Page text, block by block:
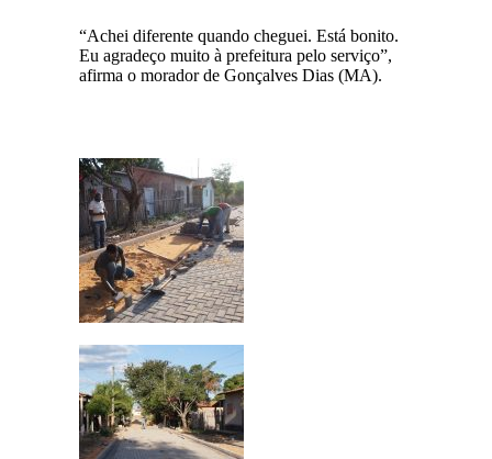
“Achei diferente quando cheguei. Está bonito.
Eu agradeço muito à prefeitura pelo serviço”,
afirma o morador de Gonçalves Dias (MA).